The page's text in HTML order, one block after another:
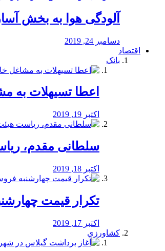
آلودگی هوا به بخش
دسامبر 24, 2019
اقتصاد
بانک
️اعطا تسیهلات به
اکتبر 19, 2019
سلطانی مقدم،
اکتبر 18, 2019
تکرار قیمت چهارشنبه
اکتبر 17, 2019
کشاورزی